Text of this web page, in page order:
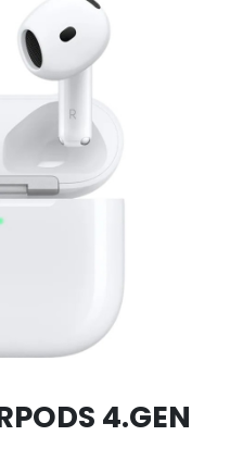
4.GEN